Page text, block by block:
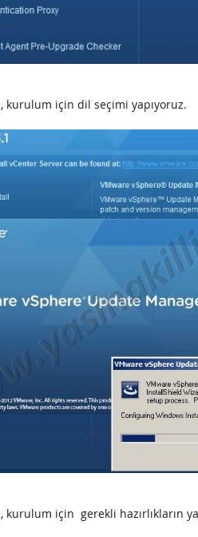
kurulum için dil seçimi yapıyoruz.
kurulum için gerekli hazırlıkların